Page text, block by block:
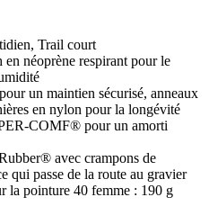
Trail court
en néoprène respirant pour le
un maintien sécurisé, anneaux
en nylon pour la longévité
COMF® pour un amorti
avec crampons de
qui passe de la route au gravier
la pointure 40 femme : 190 g